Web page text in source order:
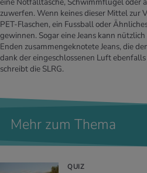
zuwerfen. Wenn keines dieser Mittel zur
PET-Flaschen, ein Fussball oder
gewinnen. Sogar eine Jeans kann
Enden zusammengeknotete Jeans, die
dank der eingeschlossenen Luft
schreibt die SLRG.
Mehr zum Thema
QUIZ